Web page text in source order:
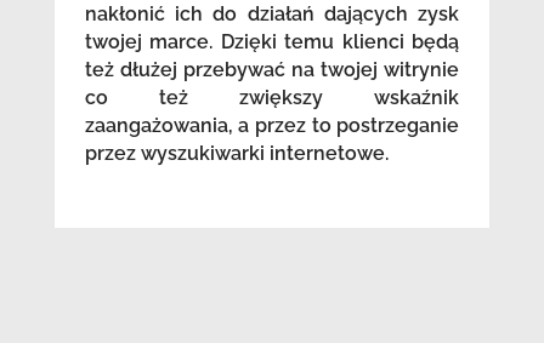
nakłonić ich do działań dających zysk
twojej marce. Dzięki temu klienci będą
też dłużej przebywać na twojej witrynie
co też zwiększy wskaźnik
zaangażowania, a przez to postrzeganie
przez wyszukiwarki internetowe.